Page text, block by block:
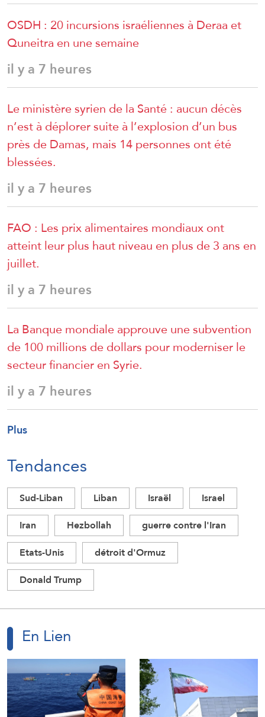
OSDH : 20 incursions israéliennes à Deraa et
Quneitra en une semaine
il y a 7 heures
Le ministère syrien de la Santé : aucun décès
n’est à déplorer suite à l’explosion d’un bus
près de Damas, mais 14 personnes ont été
blessées.
il y a 7 heures
FAO : Les prix alimentaires mondiaux ont
atteint leur plus haut niveau en plus de 3 ans en
juillet.
il y a 7 heures
La Banque mondiale approuve une subvention
de 100 millions de dollars pour moderniser le
secteur financier en Syrie.
il y a 7 heures
Plus
Tendances
Sud-Liban Liban Israël
Israel
Iran
Hezbollah
guerre contre l'Iran
Etats-Unis
détroit d'Ormuz
Donald Trump
En Lien